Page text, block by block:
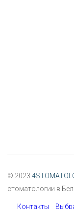
© 2023
стоматологии в
Контакты